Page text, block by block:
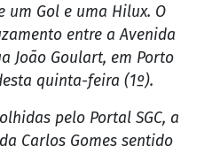
um Gol e uma Hilux. O
entre a Avenida
João Goulart, em Porto
quinta-feira (1º).
pelo Portal SGC, a
Carlos Gomes sentido